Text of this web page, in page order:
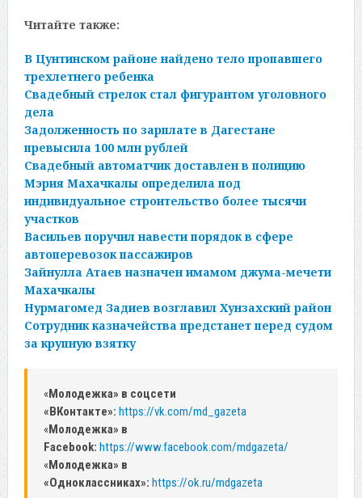
Читайте также:
В Цунтинском районе найдено тело пропавшего
трехлетнего ребенка
Свадебный стрелок стал фигурантом уголовного
дела
Задолженность по зарплате в Дагестане
превысила 100 млн рублей
Свадебный автоматчик доставлен в полицию
Мэрия Махачкалы определила под
индивидуальное строительство более тысячи
участков
Васильев поручил навести порядок в сфере
автоперевозок пассажиров
Зайнулла Атаев назначен имамом джума-мечети
Махачкалы
Нурмагомед Задиев возглавил Хунзахский район
Сотрудник казначейства предстанет перед судом
за крупную взятку
«Молодежка» в соцсети
«ВКонтакте»: https://vk.com/md_gazeta
«Молодежка» в
Facebook: https://www.facebook.com/mdgazeta/
«Молодежка» в
«Одноклассниках»: https://ok.ru/mdgazeta